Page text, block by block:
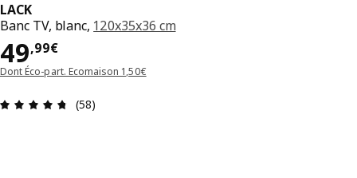
LACK
Banc TV, blanc, 120x35x36 cm
49,99€
Prix 49,99€
Dont Éco-part. Ecomaison 1,50€
Avis: 4.7 sur 5 étoiles Nombre total d'avis: 58
(58)